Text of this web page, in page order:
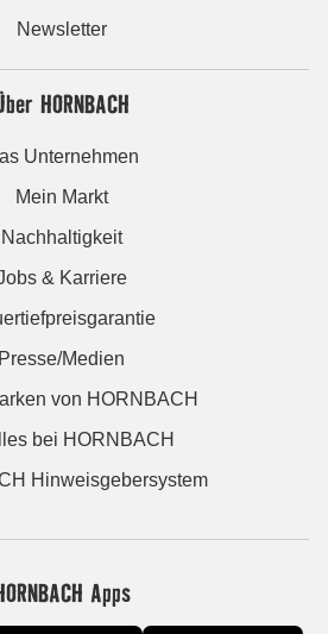
Newsletter
HORNBACH
Unternehmen
Mein Markt
Nachhaltigkeit
& Karriere
Presse/Medien
von HORNBACH
bei HORNBACH
Hinweisgebersystem
Apps